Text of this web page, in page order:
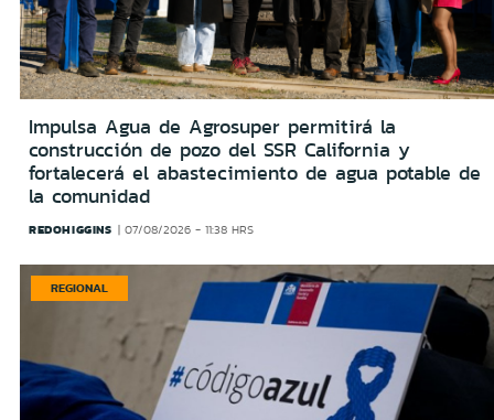
Impulsa Agua de Agrosuper permitirá la
construcción de pozo del SSR California y
fortalecerá el abastecimiento de agua potable de
la comunidad
REDOHIGGINS 07/08/2026 - 11:38 HRS
REGIONAL